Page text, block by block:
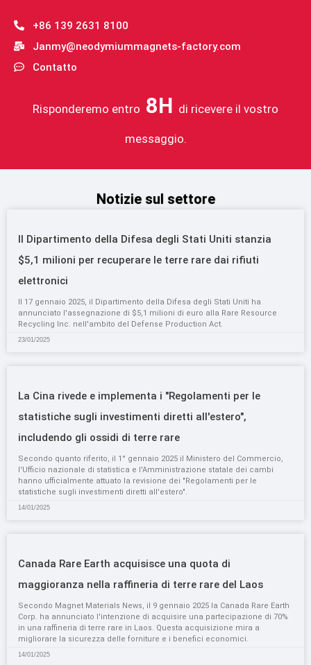
+86 139 2631 8100
Janmy@neodymiummagnets-factory.com
Contatto
Risponderemo entro 8H di ricevere il vostro
messaggio.
Notizie sul settore
Il Dipartimento della Difesa degli Stati Uniti stanzia
$5,1 milioni per recuperare le terre rare dai rifiuti
elettronici
Il 17 gennaio 2025, il Dipartimento della Difesa degli Stati Uniti ha
annunciato l'assegnazione di $5,1 milioni di euro alla Rare Resource
Recycling Inc. nell'ambito del Defense Production Act.
23/01/2025
La Cina rivede e implementa i "Regolamenti per le
statistiche sugli investimenti diretti all'estero",
includendo gli ossidi di terre rare
Secondo quanto riferito, il 1° gennaio 2025 il Ministero del Commercio,
l'Ufficio nazionale di statistica e l'Amministrazione statale dei cambi
hanno ufficialmente attuato la revisione dei "Regolamenti per le
statistiche sugli investimenti diretti all'estero".
14/01/2025
Canada Rare Earth acquisisce una quota di
maggioranza nella raffineria di terre rare del Laos
Secondo Magnet Materials News, il 9 gennaio 2025 la Canada Rare Earth
Corp. ha annunciato l'intenzione di acquisire una partecipazione di 70%
in una raffineria di terre rare in Laos. Questa acquisizione mira a
migliorare la sicurezza delle forniture e i benefici economici.
14/01/2025